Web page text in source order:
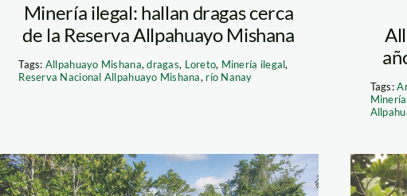
Minería ilegal: hallan dragas cerca
de la Reserva Allpahuayo Mishana
Tags: Allpahuayo Mishana,dragas, Loreto, Minería ilegal,
Reserva Nacional Allpahuayo Mishana, río Nanay
Tags: